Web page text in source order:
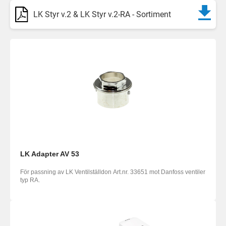
LK Styr v.2 & LK Styr v.2-RA - Sortiment
LK Adapter AV 53
För passning av LK Ventilställdon Art.nr. 33651 mot Danfoss ventiler
typ RA.